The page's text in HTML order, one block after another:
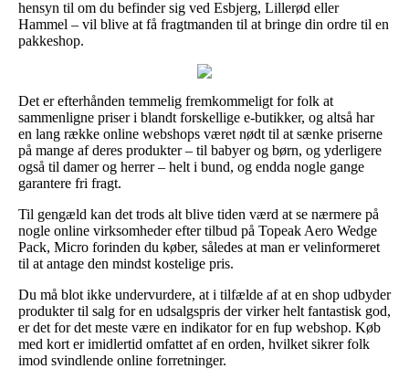
hensyn til om du befinder sig ved Esbjerg, Lillerød eller
Hammel – vil blive at få fragtmanden til at bringe din ordre til en
pakkeshop.
Det er efterhånden temmelig fremkommeligt for folk at
sammenligne priser i blandt forskellige e-butikker, og altså har
en lang række online webshops været nødt til at sænke priserne
på mange af deres produkter – til babyer og børn, og yderligere
også til damer og herrer – helt i bund, og endda nogle gange
garantere fri fragt.
Til gengæld kan det trods alt blive tiden værd at se nærmere på
nogle online virksomheder efter tilbud på Topeak Aero Wedge
Pack, Micro forinden du køber, således at man er velinformeret
til at antage den mindst kostelige pris.
Du må blot ikke undervurdere, at i tilfælde af at en shop udbyder
produkter til salg for en udsalgspris der virker helt fantastisk god,
er det for det meste være en indikator for en fup webshop. Køb
med kort er imidlertid omfattet af en orden, hvilket sikrer folk
imod svindlende online forretninger.